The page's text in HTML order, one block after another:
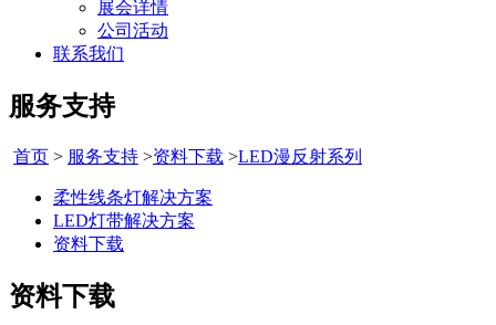
展会详情
公司活动
联系我们
服务支持
首页 > 服务支持 >资料下载 >LED漫反射系列
柔性线条灯解决方案
LED灯带解决方案
资料下载
资料下载